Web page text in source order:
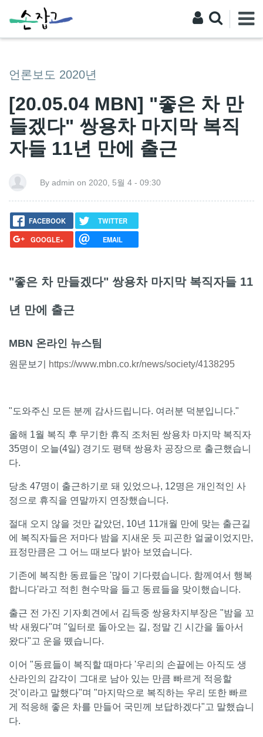
언론보도 2020년
[20.05.04 MBN] "좋은 차 만
들겠다" 쌍용차 마지막 복직
자들 11년 만에 출근
By admin on 2020, 5월 4 - 09:30
FACEBOOK
TWITTER
GOOGLE+
EMAIL
"좋은 차 만들겠다" 쌍용차 마지막 복직자들 11
년 만에 출근
MBN 온라인 뉴스팀
원문보기 https://www.mbn.co.kr/news/society/4138295
"도와주신 모든 분께 감사드립니다. 여러분 덕분입니다."
올해 1월 복직 후 무기한 휴직 조처된 쌍용차 마지막 복직자
35명이 오늘(4일) 경기도 평택 쌍용차 공장으로 출근했습니
다.
당초 47명이 출근하기로 돼 있었으나, 12명은 개인적인 사
정으로 휴직을 연말까지 연장했습니다.
절대 오지 않을 것만 같았던, 10년 11개월 만에 맞는 출근길
에 복직자들은 저마다 밤을 지새운 듯 피곤한 얼굴이었지만,
표정만큼은 그 어느 때보다 밝아 보였습니다.
기존에 복직한 동료들은 '많이 기다렸습니다. 함께여서 행복
합니다'라고 적힌 현수막을 들고 동료들을 맞이했습니다.
출근 전 가진 기자회견에서 김득중 쌍용차지부장은 "밤을 꼬
박 새웠다"며 "일터로 돌아오는 길, 정말 긴 시간을 돌아서
왔다"고 운을 뗐습니다.
이어 "동료들이 복직할 때마다 '우리의 손끝에는 아직도 생
산라인의 감각이 그대로 남아 있는 만큼 빠르게 적응할
것'이라고 말했다"며 "마지막으로 복직하는 우리 또한 빠르
게 적응해 좋은 차를 만들어 국민께 보답하겠다"고 말했습니
다.